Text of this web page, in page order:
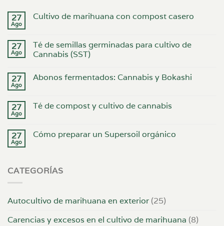
27
Ago
Cultivo de marihuana con compost casero
27
Ago
Té de semillas germinadas para cultivo de
Cannabis (SST)
27
Ago
Abonos fermentados: Cannabis y Bokashi
27
Ago
Té de compost y cultivo de cannabis
27
Ago
Cómo preparar un Supersoil orgánico
CATEGORÍAS
Autocultivo de marihuana en exterior (25)
Carencias y excesos en el cultivo de marihuana (8)